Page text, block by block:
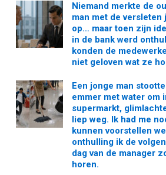
Niemand merkte de
man met de versleten
op… maar toen zijn
in de bank werd
konden de
niet geloven wat ze
Een jonge man
emmer met water om
supermarkt,
liep weg. Ik had me
kunnen voorstellen
onthulling ik de
dag van de manager
horen.